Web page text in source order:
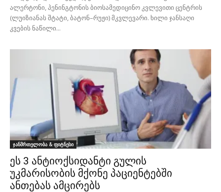
ალერტონი, პენინგტონის ბიოსამედიცინო კვლევითი ცენტრის
(ლუიზიანას შტატი, ბატონ–რუჟი) მკვლევარი. ხილი ჯანსაღი
კვების ნაწილი...
ჯანმრთელობა & ფიტნესი
ეს 3 ანტიოქსიდანტი გულის
უკმარისობის მქონე პაციენტებში
ანთებას ამცირებს